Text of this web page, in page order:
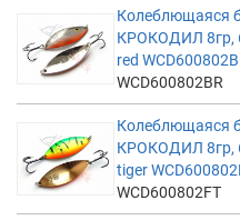
Колеблющаяся
КРОКОДИЛ 8гр,
red
WCD600802BR
Колеблющаяся
КРОКОДИЛ 8гр,
tiger
WCD600802FT